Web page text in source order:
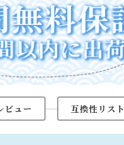
ビュー 互換性リスト